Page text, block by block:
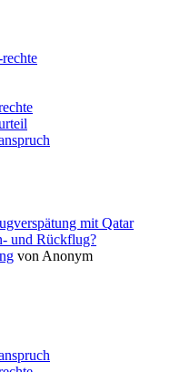
mit Qatar
und Rückflug?
von Anonym